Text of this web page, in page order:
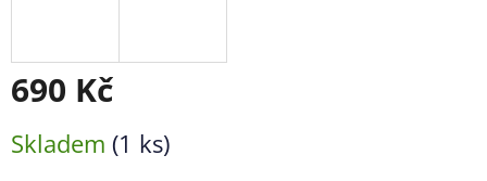
690 Kč
cena:
Skladem (1 ks)